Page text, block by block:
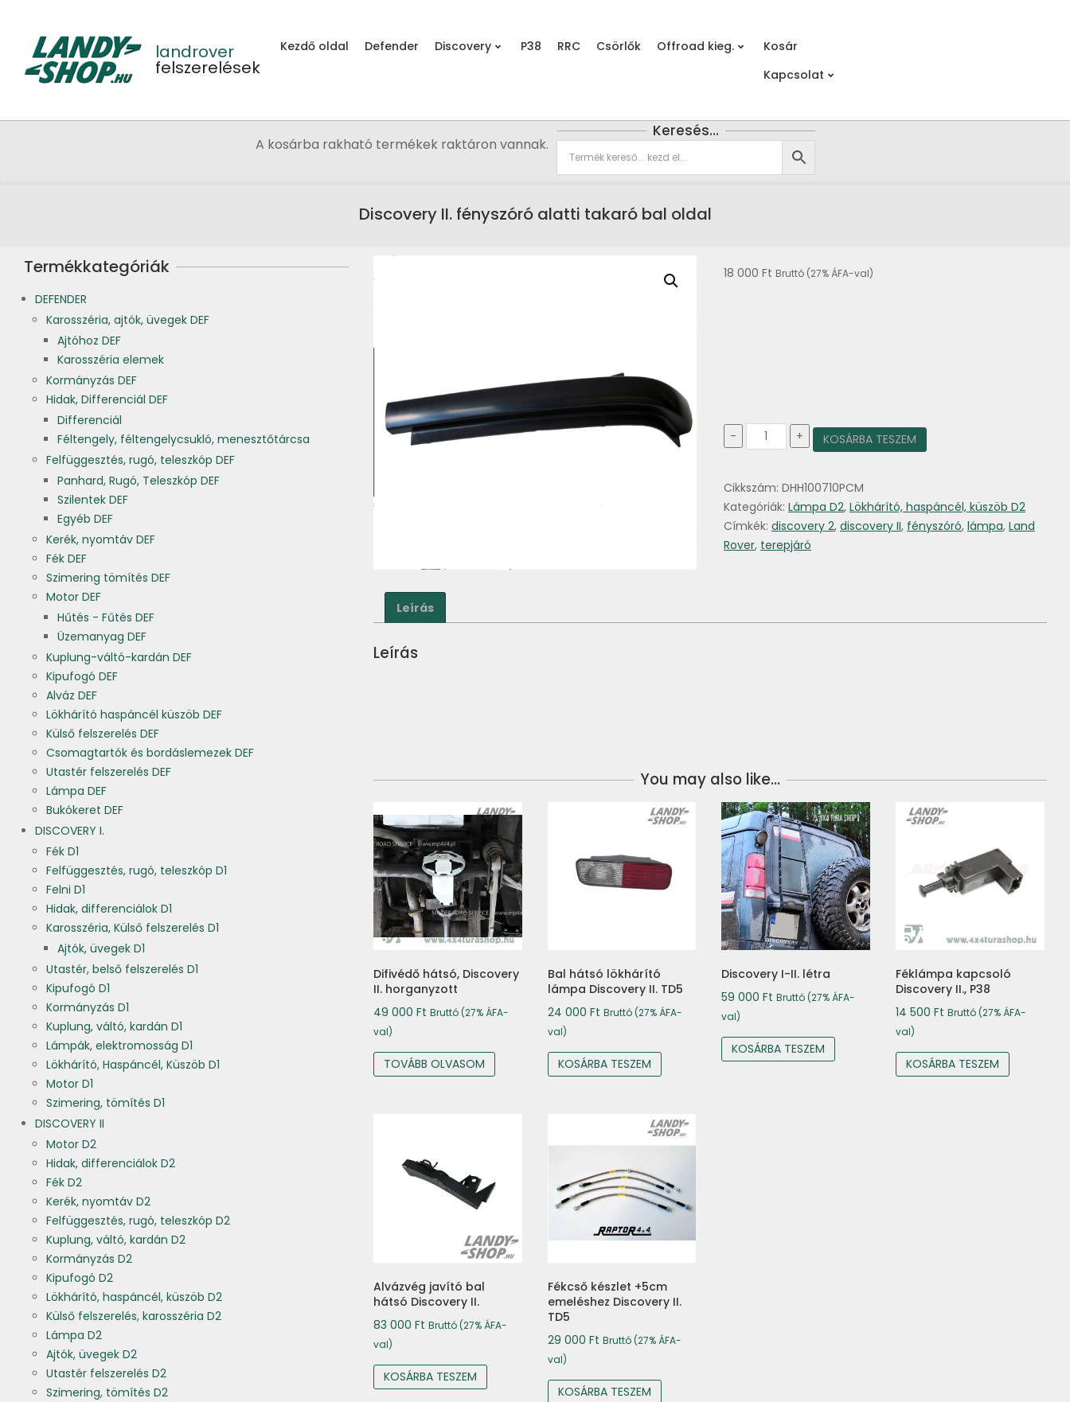
content
landrover
felszerelések
Kezdő oldal Defender Discovery P38 RRC Csörlők Offroad kieg.
Kosár
Kapcsolat
A kosárba rakható termékek raktáron vannak.
Keresés…
Discovery II. fényszóró alatti takaró bal oldal
18 000 Ft Bruttó (27% ÁFA-val)
-
Discovery
takaró
bal
oldal
mennyiség
+ KOSÁRBA TESZEM
Cikkszám: DHH100710PCM
Kategóriák: Lámpa D2, Lökhárító, haspáncél, küszöb D2
Címkék: discovery 2, discovery II, fényszóró, lámpa, Land
Rover, terepjáró
Leírás
Leírás
You may also like…
Difivédő hátsó, Discovery
II. horganyzott
49 000 Ft Bruttó (27% ÁFA-
val)
TOVÁBB OLVASOM
Bal hátsó lökhárító
lámpa Discovery II. TD5
24 000 Ft Bruttó (27% ÁFA-
val)
KOSÁRBA TESZEM
Discovery I-II. létra
59 000Ft Bruttó (27% ÁFA-
val)
KOSÁRBA TESZEM
Féklámpa kapcsoló
Discovery II., P38
14 500Ft Bruttó (27% ÁFA-
val)
KOSÁRBA TESZEM
Alvázvég javító bal
hátsó Discovery II.
83 000 Ft Bruttó (27% ÁFA-
val)
KOSÁRBA TESZEM
Fékcső készlet +5cm
emeléshez Discovery II.
TD5
29 000 Ft Bruttó (27% ÁFA-
val)
KOSÁRBA TESZEM
Termékkategóriák
DEFENDER
Karosszéria, ajtók, üvegek DEF
Ajtóhoz DEF
Karosszéria elemek
Kormányzás DEF
Hidak, Differenciál DEF
Differenciál
Féltengely, féltengelycsukló, menesztőtárcsa
Felfüggesztés, rugó, teleszkóp DEF
Panhard, Rugó, Teleszkóp DEF
Szilentek DEF
Egyéb DEF
Kerék, nyomtáv DEF
Fék DEF
Szimering tömítés DEF
Motor DEF
Hűtés - Fűtés DEF
Üzemanyag DEF
Kuplung-váltó-kardán DEF
Kipufogó DEF
Alváz DEF
Lökhárító haspáncél küszöb DEF
Külső felszerelés DEF
Csomagtartók és bordáslemezek DEF
Utastér felszerelés DEF
Lámpa DEF
Bukókeret DEF
DISCOVERY I.
Fék D1
Felfüggesztés, rugó, teleszkóp D1
Felni D1
Hidak, differenciálok D1
Karosszéria, Külső felszerelés D1
Ajtók, üvegek D1
Utastér, belső felszerelés D1
Kipufogó D1
Kormányzás D1
Kuplung, váltó, kardán D1
Lámpák, elektromosság D1
Lökhárító, Haspáncél, Küszöb D1
Motor D1
Szimering, tömítés D1
DISCOVERY II
Motor D2
Hidak, differenciálok D2
Fék D2
Kerék, nyomtáv D2
Felfüggesztés, rugó, teleszkóp D2
Kuplung, váltó, kardán D2
Kormányzás D2
Kipufogó D2
Lökhárító, haspáncél, küszöb D2
Külső felszerelés, karosszéria D2
Lámpa D2
Ajtók, üvegek D2
Utastér felszerelés D2
Szimering, tömítés D2